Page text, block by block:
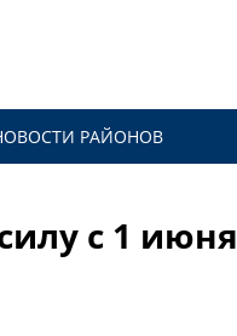
РАЙОНОВ
с 1 июня